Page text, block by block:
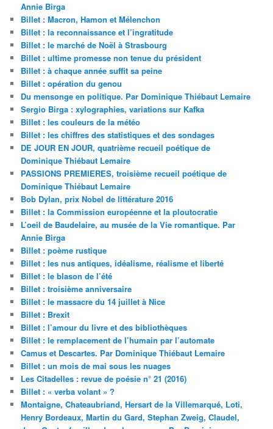
Annie Birga
Billet : Macron, Hamon et Mélenchon
Billet : la reconnaissance et l’ingratitude
Billet : le marché de Noël à Strasbourg
Billet : ultime promesse non tenue du président
Billet : à chaque année suffit sa peine
Billet : opération du genou
Du mensonge en politique. Par Dominique Thiébaut Lemaire
Sergio Birga : xylographies, variations sur Kafka
Billet : les couleurs de la météo
Billet : les chiffres des statistiques et des sondages
DE JOUR EN JOUR, quatrième recueil poétique de
Dominique Thiébaut Lemaire
PASSIONS PREMIERES, troisième recueil poétique de
Dominique Thiébaut Lemaire
Bob Dylan, prix Nobel de littérature 2016
Billet : la Commission européenne et la ploutocratie
L’oeil de Baudelaire, au musée de la Vie romantique. Par
Annie Birga
Billet : poème rustique
Billet : les nus antiques, idéalisme, réalisme et liberté
Billet : le blason de l’été
Billet : troisième anniversaire
Billet : le massacre du 14 juillet à Nice
Billet : Brexit
Billet : l’amour du livre et des bibliothèques
Billet : le remplacement de l’humain par l’automate
Camus et Descartes. Par Dominique Thiébaut Lemaire
Billet : un mois de mai sous les nuages
Les Citadelles : revue de poésie n° 21 (2016)
Billet : « verba volant » ?
Montaigne, Chateaubriand, Hersart de la Villemarqué, Loti,
Henry Bordeaux, Martin du Gard, Stephan Zweig, Claudel,